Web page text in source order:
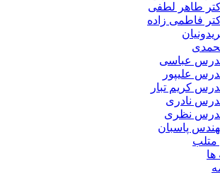
طاهر لطفی
فاطمی زاده
عباسی
علیپور
کریم تبار
نادری
نظری
پاسبان
متلب
ها